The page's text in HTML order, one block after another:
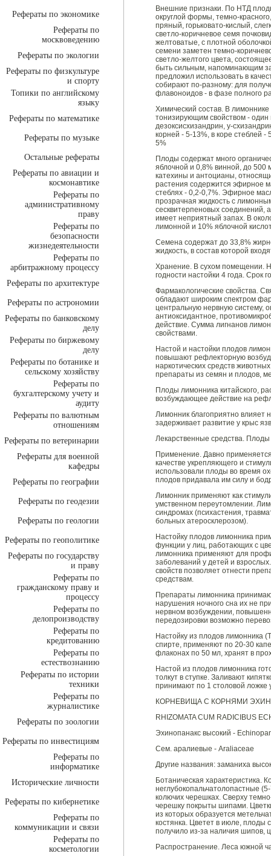
Рефераты по экономике
Рефераты по
москвоведению
Рефераты по экологии
Рефераты по физкультуре
и спорту
Топики по английскому
языку
Рефераты по математике
Рефераты по музыке
Остальные рефераты
Рефераты по авиации и
космонавтике
Рефераты по
административному
праву
Рефераты по
безопасности
жизнедеятельности
Рефераты по
арбитражному процессу
Рефераты по архитектуре
Рефераты по астрономии
Рефераты по банковскому
делу
Рефераты по биржевому
делу
Рефераты по ботанике и
сельскому хозяйству
Рефераты по
бухгалтерскому учету и
аудиту
Рефераты по валютным
отношениям
Рефераты по ветеринарии
Рефераты для военной
кафедры
Рефераты по географии
Рефераты по геодезии
Рефераты по геологии
Рефераты по геополитике
Рефераты по государству
и праву
Рефераты по
гражданскому праву и
процессу
Рефераты по
делопроизводству
Рефераты по
кредитованию
Рефераты по
естествознанию
Рефераты по истории
техники
Рефераты по
журналистике
Рефераты по зоологии
Рефераты по инвестициям
Рефераты по
информатике
Исторические личности
Рефераты по кибернетике
Рефераты по
коммуникации и связи
Рефераты по
косметологии
Внешние признаки. По НТД
округлой формы, темно-
пряный, горьковато-кислый,
светло-коричневое семя
желтоватые, с плотной
семени заметен темно-
светло-желтого цвета,
быть сильным, напоминающим
предложил использовать в
собирают по-разному: для
флавоноидов - в фазе полного
Химический состав. В
тонизирующим свойством - один
дезоксисхизандрин, y-
корней - 5-13%, в коре стеблей
5%
Плоды содержат много
яблочной и 0,8% винной, до 500
катехины и антоцианы,
растения содержится эфирное
стеблях - 0,2-0,7%. Эфирное
прозрачная жидкость с
сесквитерпеновых
имеет неприятный запах. В
лимонной и 10% яблочной
Семена содержат до 33,8%
жидкость, в состав которой
Хранение. В сухом помещении.
годности настойки 4 года. Срок
Фармакологические свойства.
обладают широким спектром
центральную нервную систему,
антиоксидантное,
действие. Сумма лигнанов
свойствами.
Настой и настойки плодов
повышают рефлекторную
наркотических средств
препараты из семян и плодов,
Плоды лимонника китайского,
возбуждающее действие на
Лимонник благоприятно влияет
задерживает развитие у крыс
Лекарственные средства.
Применение. Давно
качестве укрепляющего и
использовали плоды во время
плодов придавала им силу и
Лимонник применяют как
умственном переутомлении.
синдромах (психастения,
больных атеросклерозом).
Настойку плодов лимонника
функции у лиц, работающих с
лимонника применяют для
заболеваний у детей и
свойств позволяет отнести
средствам.
Препараты лимонника
нарушения ночного сна их не
нервном возбуждении,
передозировки возможно
Настойку из плодов лимонника
спирте, применяют по 20-30
флаконах по 50 мл, хранят в
Настой из плодов лимонника
толкут в ступке. Заливают
принимают по 1 столовой ложке
КОРНЕВИЩА С КОРНЯМИ
RHIZOMATA CUM RADICIBUS
Эхинопанакс высокий -
Сем. аралиевые - Araliaceae
Другие названия: заманиха
Ботаническая характеристика.
неглубокопальчатолопастные
колючих черешках. Сверху
черешку покрыты шипами.
из которых образуется
костянка. Цветет в июле, плоды
получило из-за наличия шипов,
Распространение. Леса южной